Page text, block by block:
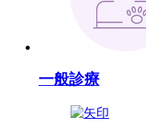
一般診療